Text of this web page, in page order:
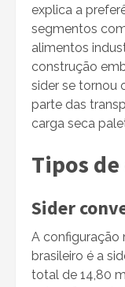
explica a
segmentos
alimentos
construção
sider se tornou
parte das
carga seca
Tipos
Sider
A configuração
brasileiro é a
total de 14,80